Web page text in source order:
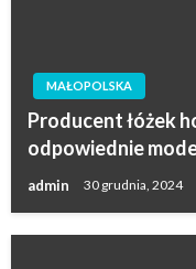
MAŁOPOLSKA
Producent łóżek
odpowiednie
admin 30 grudnia, 2024